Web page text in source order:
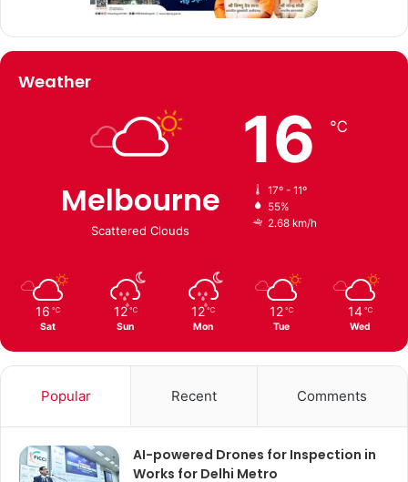
Weather
Melbourne
Scattered Clouds
16 ℃
17º - 11º
55%
2.68 km/h
16 ℃
Sat
12 ℃
Sun
12 ℃
Mon
12 ℃
Tue
14 ℃
Wed
Popular Recent Comments
AI-powered Drones for Inspection in
Works for Delhi Metro